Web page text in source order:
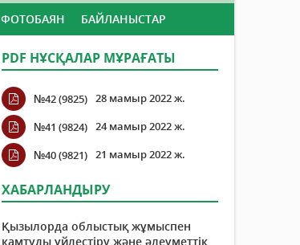
ФОТОБАЯН БАЙЛАНЫСТАР
PDF НҰСҚАЛАР МҰРАҒАТЫ
№42 (9825) 28 мамыр 2022 ж.
№41 (9824) 24 мамыр 2022 ж.
№40 (9821) 21 мамыр 2022 ж.
ХАБАРЛАНДЫРУ
Қызылорда облыстық жұмыспен
қамтуды үйлестіру және әлеуметтік